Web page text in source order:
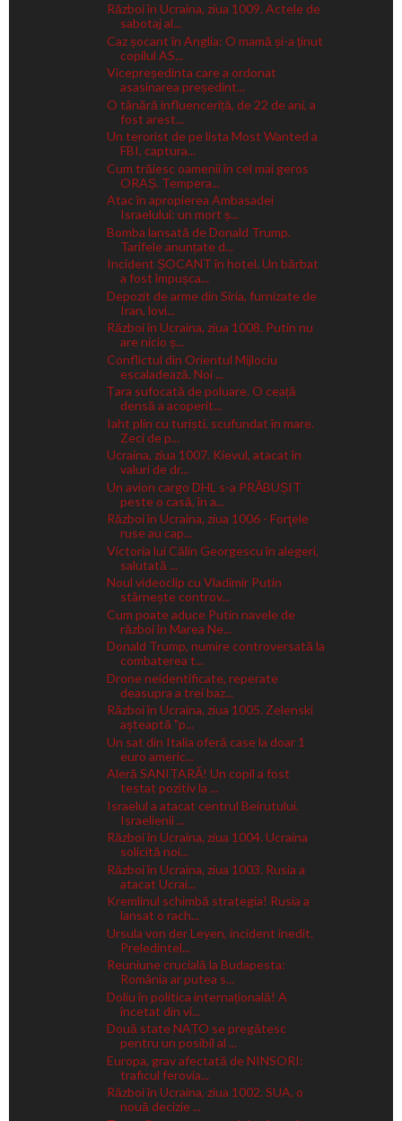
Război în Ucraina, ziua 1009. Actele de
sabotaj al...
Caz șocant în Anglia: O mamă și-a ținut
copilul AS...
Vicepreședinta care a ordonat
asasinarea președint...
O tânără influenceriță, de 22 de ani, a
fost arest...
Un terorist de pe lista Most Wanted a
FBI, captura...
Cum trăiesc oamenii în cel mai geros
ORAȘ. Tempera...
Atac în apropierea Ambasadei
Israelului: un mort ș...
Bomba lansată de Donald Trump.
Tarifele anunțate d...
Incident ȘOCANT în hotel. Un bărbat
a fost împușca...
Depozit de arme din Siria, furnizate de
Iran, lovi...
Război în Ucraina, ziua 1008. Putin nu
are nicio ș...
Conflictul din Orientul Mijlociu
escaladează. Noi ...
Țara sufocată de poluare. O ceață
densă a acoperit...
Iaht plin cu turiști, scufundat în mare.
Zeci de p...
Ucraina, ziua 1007. Kievul, atacat în
valuri de dr...
Un avion cargo DHL s-a PRĂBUȘIT
peste o casă, în a...
Război în Ucraina, ziua 1006 - Forţele
ruse au cap...
Victoria lui Călin Georgescu în alegeri,
salutată ...
Noul videoclip cu Vladimir Putin
stârnește controv...
Cum poate aduce Putin navele de
război în Marea Ne...
Donald Trump, numire controversată la
combaterea t...
Drone neidentificate, reperate
deasupra a trei baz...
Război în Ucraina, ziua 1005. Zelenski
aşteaptă "p...
Un sat din Italia oferă case la doar 1
euro americ...
Aleră SANITARĂ! Un copil a fost
testat pozitiv la ...
Israelul a atacat centrul Beirutului.
Israelienii ...
Război în Ucraina, ziua 1004. Ucraina
solicită noi...
Război în Ucraina, ziua 1003. Rusia a
atacat Ucrai...
Kremlinul schimbă strategia! Rusia a
lansat o rach...
Ursula von der Leyen, incident inedit.
Preledintel...
Reuniune crucială la Budapesta:
România ar putea s...
Doliu în politica internațională! A
încetat din vi...
Două state NATO se pregătesc
pentru un posibil al ...
Europa, grav afectată de NINSORI:
traficul ferovia...
Război în Ucraina, ziua 1002. SUA, o
nouă decizie ...